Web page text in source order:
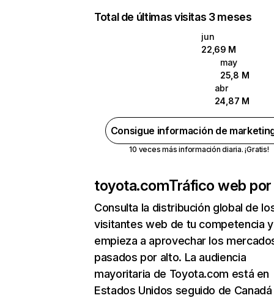
Total de últimas visitas 3 meses
jun
22,69 M
may
25,8 M
abr
24,87 M
Consigue información de
10 veces más información diaria. ¡Gratis!
toyota.comTráfico web
Consulta la distribución global de
visitantes web de tu competencia y
empieza a aprovechar los
pasados por alto. La audiencia
mayoritaria de Toyota.com está en
Estados Unidos seguido de